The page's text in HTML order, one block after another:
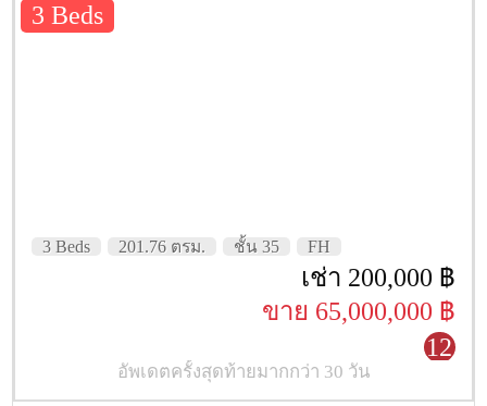
3 Beds
3 Beds 201.76 ตรม. ชั้น 35 FH
เช่า 200,000 ฿
ขาย 65,000,000 ฿
12
อัพเดตครั้งสุดท้ายมากกว่า 30 วัน